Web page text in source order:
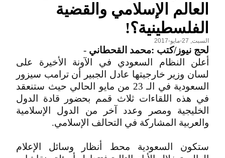
العالم الإسلامي والقضية
الفلسطينية؟!
السبت, 27-مايو-2017
لحج نيوز/كتب :محمد القحطاني -
أعلن النظام السعودي في الآونة الأخيرة على
لسان وزير خارجيتها عادل الجبير أن ترامب سيزور
السعودية في الـ 23 من مايو الحالي حيث ستنعقد
في هذه اللقاءات ثلاث قمم بحضور قادة الدول
الخليجية ومصر وعدد آخر من الدول الإسلامية
والعربية المشاركة في التحالف الإسلامي.
ستكون السعودية محط أنظار وسائل الإعلام